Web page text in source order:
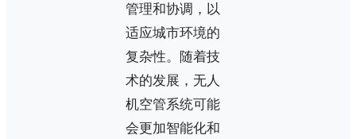
管理和协调，以
适应城市环境的
复杂性。随着技
术的发展，无人
机空管系统可能
会更加智能化和